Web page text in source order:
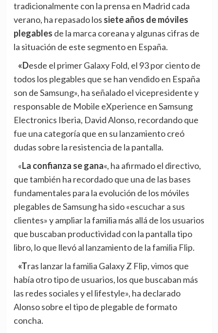
tradicionalmente con la prensa en Madrid cada
verano, ha repasado los siete años de móviles
plegables de la marca coreana y algunas cifras de
la situación de este segmento en España.
«Desde el primer Galaxy Fold, el 93 por ciento de
todos los plegables que se han vendido en España
son de Samsung», ha señalado el vicepresidente y
responsable de Mobile eXperience en Samsung
Electronics Iberia, David Alonso, recordando que
fue una categoría que en su lanzamiento creó
dudas sobre la resistencia de la pantalla.
« La confianza se gana«, ha afirmado el directivo,
que también ha recordado que una de las bases
fundamentales para la evolución de los móviles
plegables de Samsung ha sido «escuchar a sus
clientes» y ampliar la familia más allá de los usuarios
que buscaban productividad con la pantalla tipo
libro, lo que llevó al lanzamiento de la familia Flip.
«Tras lanzar la familia Galaxy Z Flip, vimos que
había otro tipo de usuarios, los que buscaban más
las redes sociales y el lifestyle», ha declarado
Alonso sobre el tipo de plegable de formato
concha.